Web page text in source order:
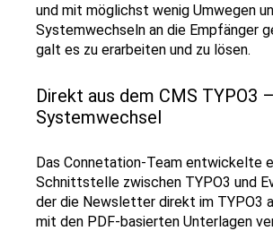
und mit möglichst wenig Umwegen
Systemwechseln an die Empfänger
galt es zu erarbeiten und zu lösen.
Direkt aus dem CMS TYPO3
Systemwechsel
Das Connetation-Team entwickelte
Schnittstelle zwischen TYPO3 und
der die Newsletter direkt im TYPO3
mit den PDF-basierten Unterlagen